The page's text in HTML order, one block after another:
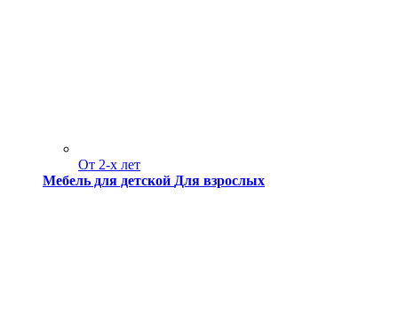
От 2-х лет
Мебель для детской Для взрослых